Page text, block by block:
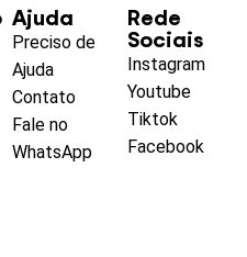
Ajuda
Preciso de
Ajuda
Contato
Fale no
WhatsApp
Rede
Sociais
Instagram
Youtube
Tiktok
Facebook